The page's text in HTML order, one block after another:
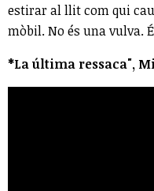
estirar al llit com qui
mòbil. No és una vulva.
*La última ressaca",